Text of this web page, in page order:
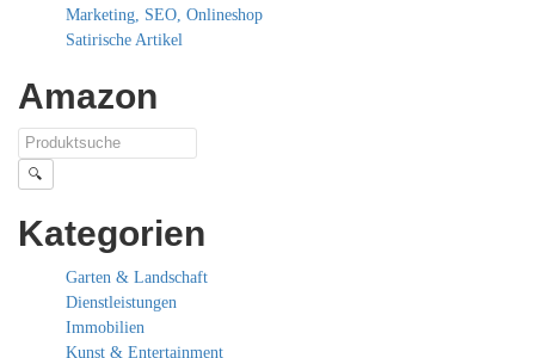
Marketing, SEO, Onlineshop
Satirische Artikel
Amazon
🔍
Kategorien
Garten & Landschaft
Dienstleistungen
Immobilien
Kunst & Entertainment